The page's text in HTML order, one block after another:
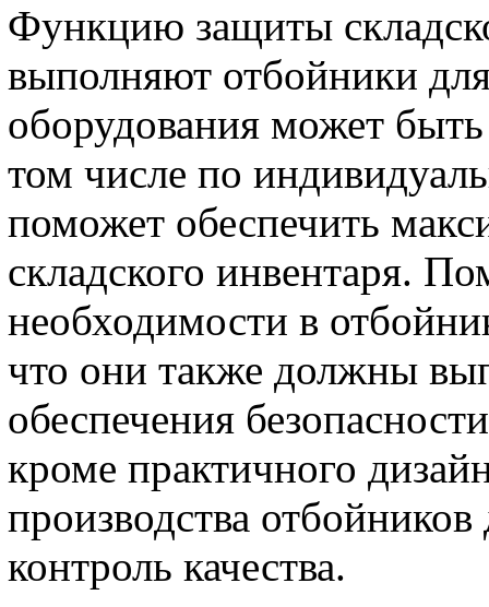
Функцию защиты
выполняют отбойники
оборудования может
том числе по
поможет обеспечить
складского инвентаря.
необходимости в
что они также должны
обеспечения
кроме практичного
производства
контроль качества.